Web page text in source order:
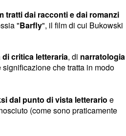
tratti dai racconti e dai romanzi
"Barfly", il film di cui Bukowski
critica letteraria, di narratologia
che tratta in modo
dal punto di vista letterario e
(come sono praticamente